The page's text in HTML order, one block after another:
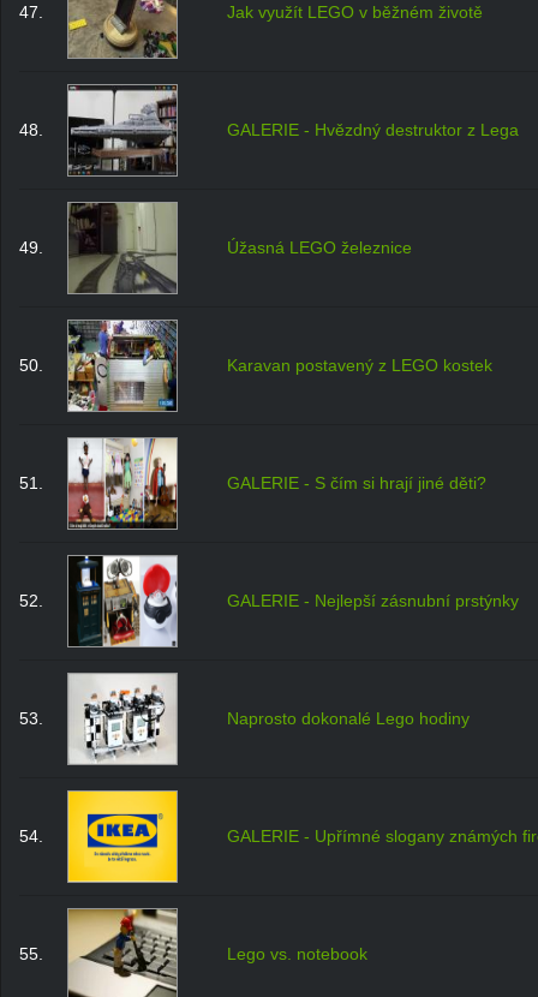
47. Jak využít LEGO v běžném životě
48. GALERIE - Hvězdný destruktor z Lega
49. Úžasná LEGO železnice
50. Karavan postavený z LEGO kostek
51. GALERIE - S čím si hrají jiné děti?
52. GALERIE - Nejlepší zásnubní prstýnky
53. Naprosto dokonalé Lego hodiny
54. GALERIE - Upřímné slogany známých
55. Lego vs. notebook